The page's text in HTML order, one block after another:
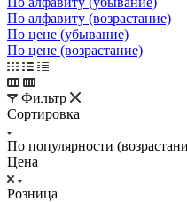
По алфавиту (возрастание)
По цене (убывание)
По цене (возрастание)
Фильтр
Сортировка
По популярности
Цена
Розница